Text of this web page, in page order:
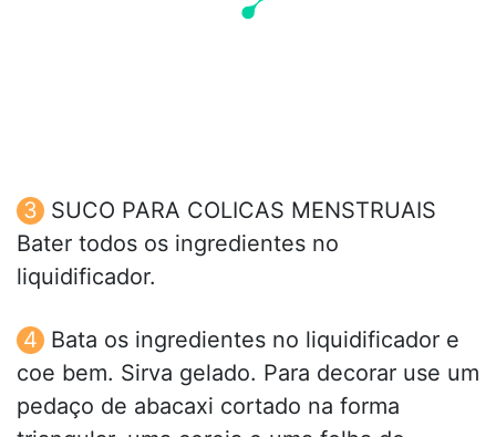
SUCO PARA COLICAS MENSTRUAIS
Bater todos os ingredientes no
liquidificador.
Bata os ingredientes no liquidificador e
coe bem. Sirva gelado. Para decorar use um
pedaço de abacaxi cortado na forma